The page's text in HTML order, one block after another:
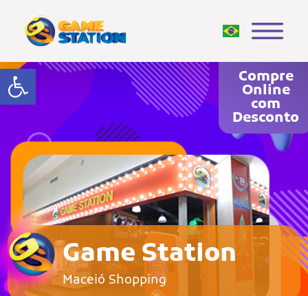
Compre
Online
com
Desconto
Game Station
Maceió Shopping
Abrir a barra de ferramentas